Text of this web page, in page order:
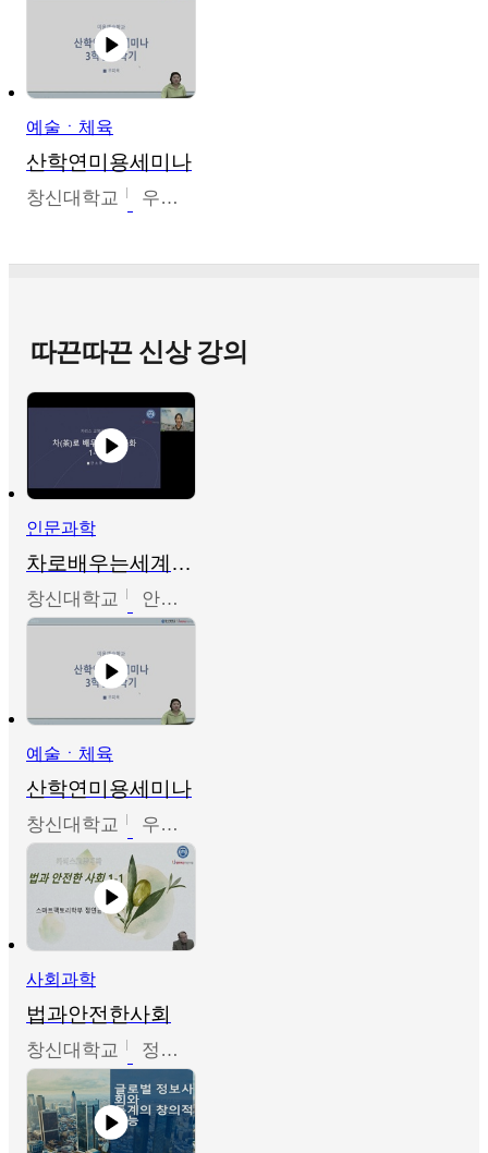
예술ㆍ체육
산학연미용세미나
창신대학교 우미옥,오윤경,박선이
따끈따끈 신상 강의
인문과학
차로배우는세계문화
창신대학교 안소영
예술ㆍ체육
산학연미용세미나
창신대학교 우미옥,오윤경,박선이
사회과학
법과안전한사회
창신대학교 정연균